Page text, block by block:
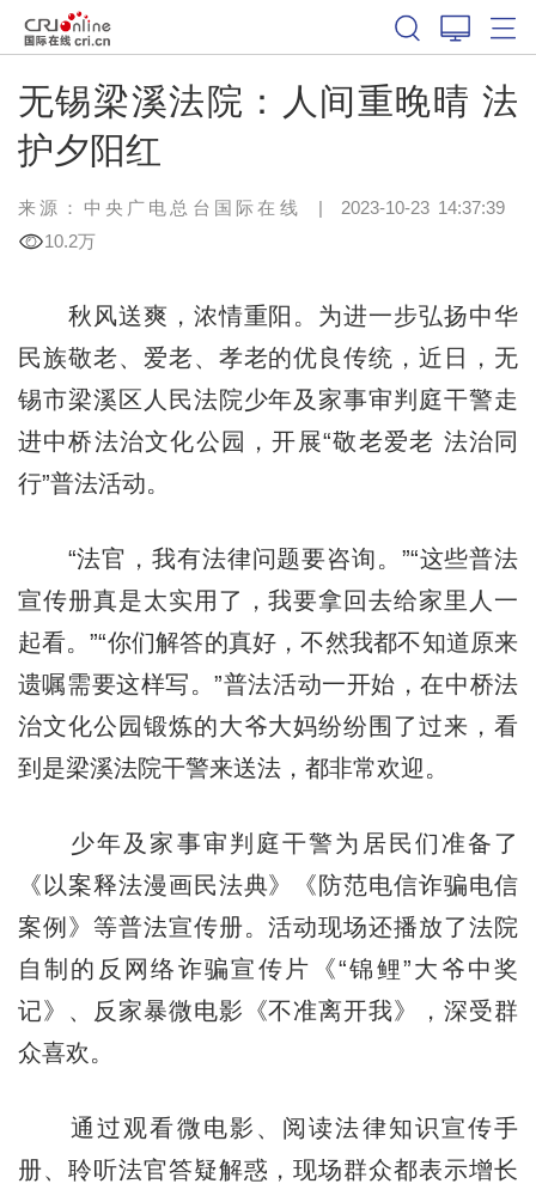
无锡梁溪法院：人间重晚晴 法
护夕阳红
来源：中央广电总台国际在线 | 2023-10-23 14:37:39
10.2万
秋风送爽，浓情重阳。为进一步弘扬中华
民族敬老、爱老、孝老的优良传统，近日，无
锡市梁溪区人民法院少年及家事审判庭干警走
进中桥法治文化公园，开展“敬老爱老 法治同
行”普法活动。
“法官，我有法律问题要咨询。”“这些普法
宣传册真是太实用了，我要拿回去给家里人一
起看。”“你们解答的真好，不然我都不知道原来
遗嘱需要这样写。”普法活动一开始，在中桥法
治文化公园锻炼的大爷大妈纷纷围了过来，看
到是梁溪法院干警来送法，都非常欢迎。
少年及家事审判庭干警为居民们准备了
《以案释法漫画民法典》《防范电信诈骗电信
案例》等普法宣传册。活动现场还播放了法院
自制的反网络诈骗宣传片《“锦鲤”大爷中奖
记》、反家暴微电影《不准离开我》，深受群
众喜欢。
通过观看微电影、阅读法律知识宣传手
册、聆听法官答疑解惑，现场群众都表示增长